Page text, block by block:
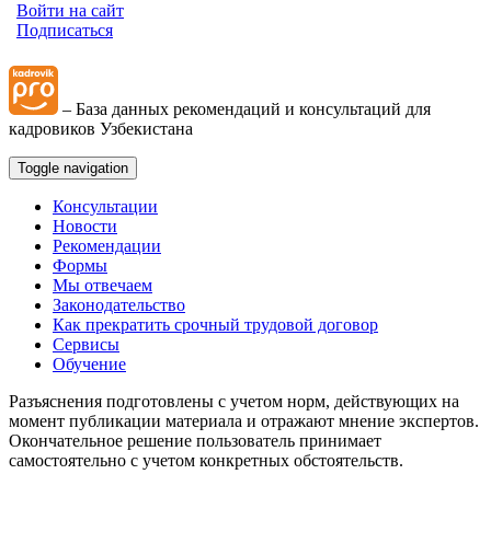
Войти на сайт
Подписаться
– База данных рекомендаций и консультаций для
кадровиков Узбекистана
Toggle navigation
Консультации
Новости
Рекомендации
Формы
Мы отвечаем
Законодательство
Как прекратить срочный трудовой договор
Сервисы
Обучение
Разъяснения подготовлены с учетом норм, действующих на
момент публикации материала и отражают мнение экспертов.
Окончательное решение пользователь принимает
самостоятельно с учетом конкретных обстоятельств.